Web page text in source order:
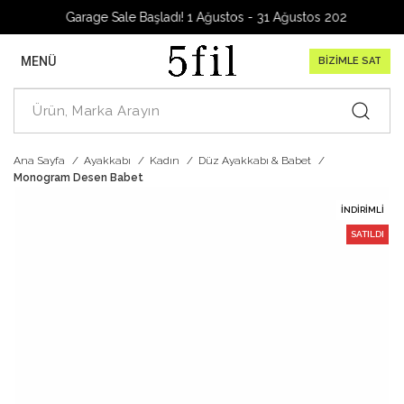
Garage Sale Başladı! 1 Ağustos - 31 Ağustos 2026
MENÜ BİZİMLE SAT
Ana Sayfa Ayakkabı Kadın
Düz Ayakkabı & Babet
Monogram Desen Babet
İNDIRIMLI
SATILDI